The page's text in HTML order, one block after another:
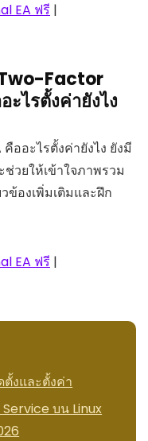
EA ฟรี |
Two-Factor
ไรตั้งค่ายังไง
อะไรตั้งค่ายังไง ยังมี
วยให้เข้าใจภาพรวม
องเพิ่มเติมและฝึก
EA ฟรี |
งและตั้งค่า
บน Linux